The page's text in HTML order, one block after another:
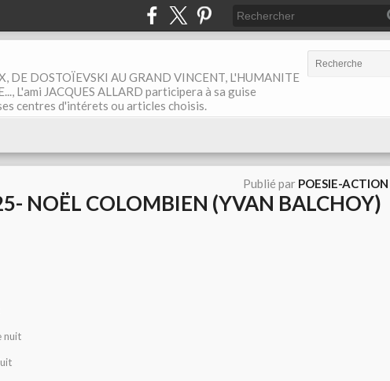
DE DOSTOÏEVSKI AU GRAND VINCENT, L'HUMANITE
L'ami JACQUES ALLARD participera à sa guise
centres d'intérets ou articles choisis.
Publié par POESIE-ACTION
NOËL COLOMBIEN (YVAN BALCHOY)
nuit